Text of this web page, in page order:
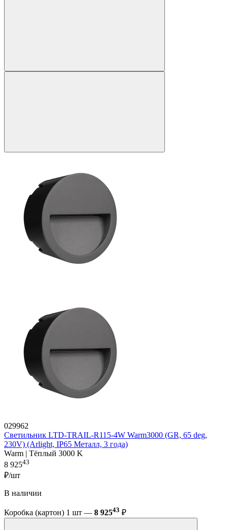
029962
Светильник LTD-TRAIL-R115-4W Warm3000 (GR, 65 deg,
230V) (Arlight, IP65 Металл, 3 года)
Warm | Тёплый 3000 K
8 92543
₽/шт
В наличии
Коробка (картон) 1 шт — 8 92543 ₽